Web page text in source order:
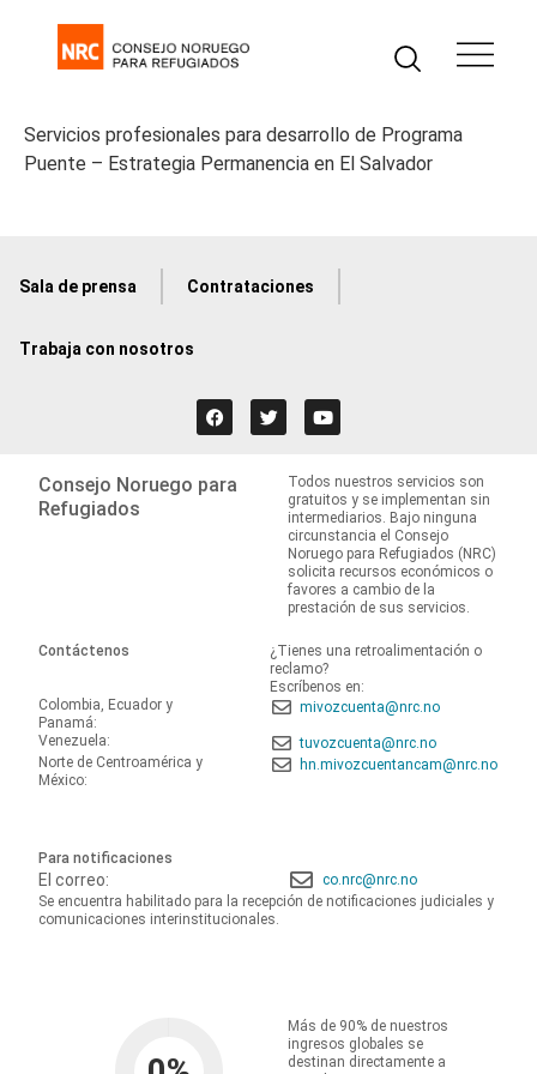
Servicios profesionales para desarrollo de Programa
Puente – Estrategia Permanencia en El Salvador
Sala de prensa Contrataciones
Trabaja con nosotros
Consejo Noruego para
Refugiados
Todos nuestros servicios son
gratuitos y se implementan sin
intermediarios. Bajo ninguna
circunstancia el Consejo
Noruego para Refugiados (NRC)
solicita recursos económicos o
favores a cambio de la
prestación de sus servicios.
Contáctenos
¿Tienes una retroalimentación o
reclamo?
Escríbenos en:
Colombia, Ecuador y
Panamá:
mivozcuenta@nrc.no
Venezuela:
tuvozcuenta@nrc.no
Norte de Centroamérica y
México:
hn.mivozcuentancam@nrc.no
Para notificaciones
El correo:
co.nrc@nrc.no
Se encuentra habilitado para la recepción de notificaciones judiciales y
comunicaciones interinstitucionales.
Más de 90% de nuestros
ingresos globales se
destinan directamente a